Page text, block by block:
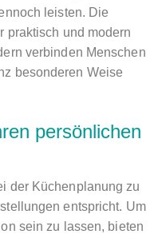
leisten. Die
praktisch und modern
verbinden Menschen
besonderen Weise
persönlichen
der Küchenplanung zu
entspricht. Um
sein zu lassen, bieten